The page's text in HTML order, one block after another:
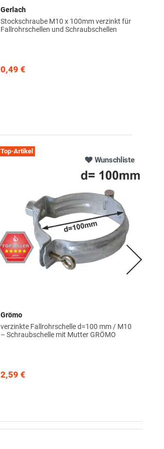
Gerlach
Stockschraube M10 x 100mm verzinkt für
Fallrohrschellen und Schraubschellen
0,49 €
Wunschliste
Top-Artikel
Grömo
verzinkte Fallrohrschelle d=100 mm / M10
– Schraubschelle mit Mutter GRÖMO
2,59 €